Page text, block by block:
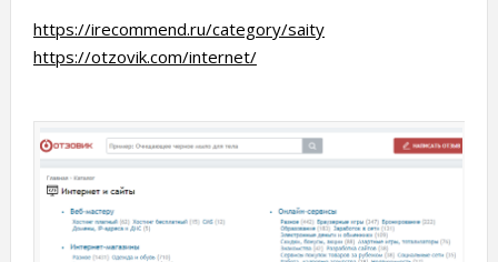
https://irecommend.ru/category/saity
https://otzovik.com/internet/